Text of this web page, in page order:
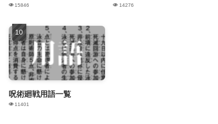
15846 14276
呪術廻戦用語一覧
11401